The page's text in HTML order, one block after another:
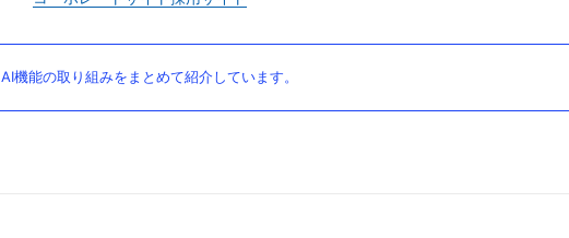
機能の取り組みをまとめて紹介しています。